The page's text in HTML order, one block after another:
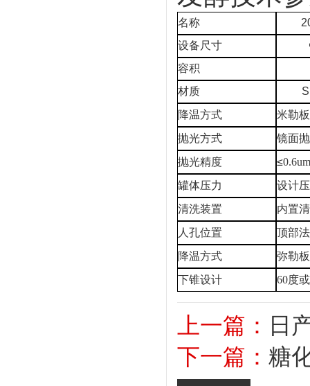
名称
设备尺寸
容积
材质
降温方式
米勒
抛光方式
镜面
抛光精度
≤
罐体压力
设计
清洗装置
内置
人孔位置
顶部
降温方式
弥勒
下锥设计
60度或
上一篇： 日
下一篇： 糖